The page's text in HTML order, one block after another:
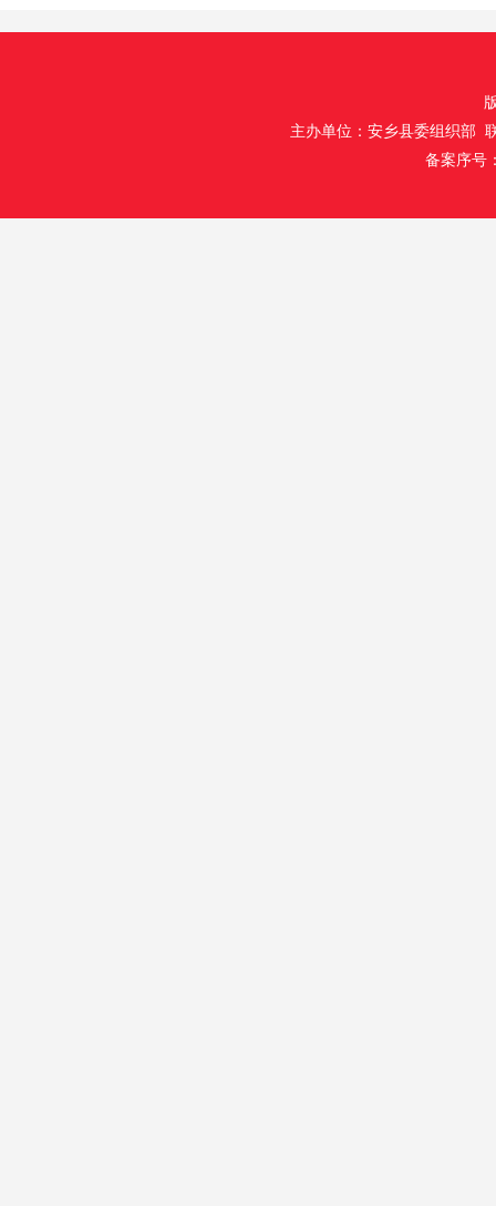
主办单位：安乡县委组织部
备案序号